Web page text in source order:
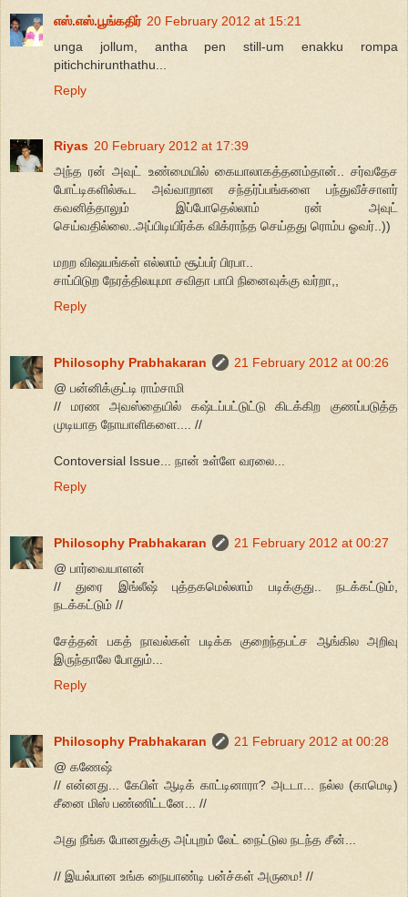
எஸ்.எஸ்.பூங்கதிர் 20 February 2012 at 15:21
unga jollum, antha pen still-um enakku rompa
pitichchirunthathu...
Reply
Riyas 20 February 2012 at 17:39
அந்த ரன் அவுட் உண்மையில் கையாலாகத்தனம்தான்.. சர்வதேச
போட்டிகளில்கூட அவ்வாறான சந்தர்ப்பங்களை பந்துவீச்சாளர்
கவனித்தாலும் இப்போதெல்லாம் ரன் அவுட்
செய்வதில்லை..அப்பிடியிர்க்க விக்ராந்த செய்தது ரொம்ப ஓவர்..))
மறற விஷயங்கள் எல்லாம் சூப்பர் பிரபா..
சாப்பிடுற நேரத்திலயுமா சவிதா பாபி நினைவுக்கு வர்றா,,
Reply
Philosophy Prabhakaran
21 February 2012 at 00:26
@ பன்னிக்குட்டி ராம்சாமி
// மரண அவஸ்தையில் கஷ்டப்பட்டுட்டு கிடக்கிற குணப்படுத்த
முடியாத நோயாளிகளை.... //
Contoversial Issue... நான் உள்ளே வரலை...
Reply
Philosophy Prabhakaran
21 February 2012 at 00:27
@ பார்வையாளன்
// துரை இங்லீஷ் புத்தகமெல்லாம் படிக்குது.. நடக்கட்டும்,
நடக்கட்டும் //
சேத்தன் பகத் நாவல்கள் படிக்க குறைந்தபட்ச ஆங்கில அறிவு
இருந்தாலே போதும்...
Reply
Philosophy Prabhakaran
21 February 2012 at 00:28
@ கணேஷ்
// என்னது... கேபிள் ஆடிக் காட்டினாரா? அடடா... நல்ல (காமெடி)
சீனை மிஸ் பண்ணிட்டனே... //
அது நீங்க போனதுக்கு அப்புறம் லேட் நைட்டுல நடந்த சீன்...
// இயல்பான உங்க நையாண்டி பன்ச்கள் அருமை! //